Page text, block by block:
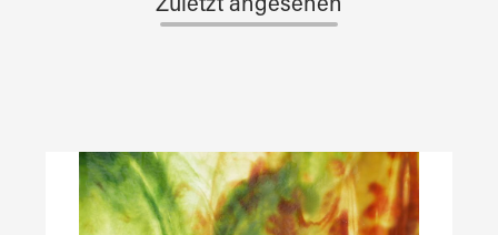
Zuletzt angesehen
Produktgalerie überspringen